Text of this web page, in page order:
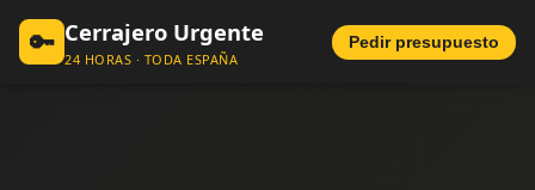
🔑 Cerrajero Urgente
24 HORAS · TODA ESPAÑA
Pedir presupuesto